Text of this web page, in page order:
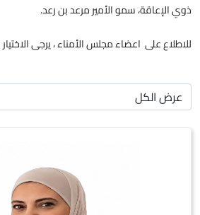
ذوي الإعاقة، سمو الأمير مرعد بن رعد.
للاطلاع على اعضاء مجلس الأمناء ، يرجى